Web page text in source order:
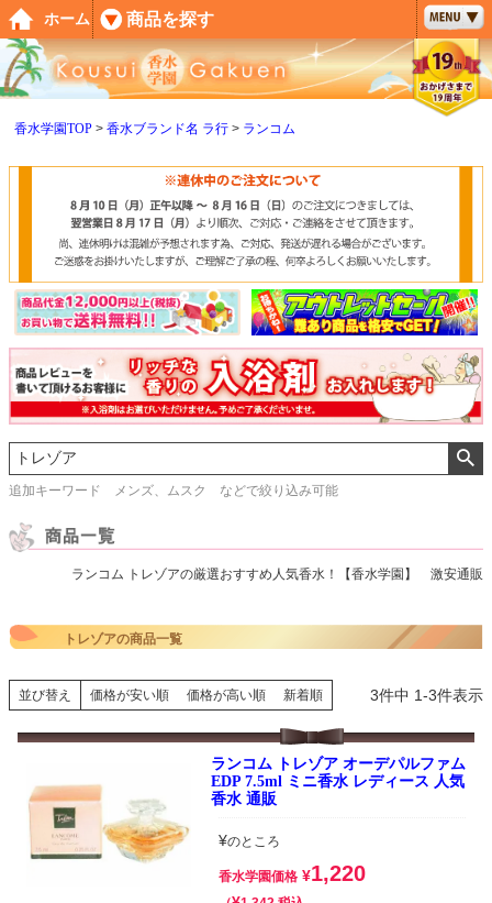
香水学園TOP 香水ブランド名 ラ行 ランコム
追加キーワード メンズ、ムスク などで絞り込み可能
ランコム トレゾアの厳選おすすめ人気香水！【香水学園】 激安通販
トレゾアの商品一覧
並び替え 価格が安い順 価格が高い順 新着順 3件中 1-3件表示
ランコム トレゾア オーデパルファム
EDP 7.5ml ミニ香水 レディース 人気
香水 通販
¥のところ
香水学園価格 ¥1,220
ペー
ジト
ップ
へ
ホーム 商品を探す